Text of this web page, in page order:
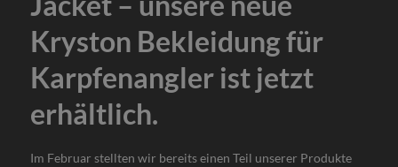
Kryston Bekleidung für
Karpfenangler ist jetzt
erhältlich.
Im Februar stellten wir bereits einen Teil unserer Produkte